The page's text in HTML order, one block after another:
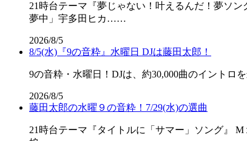
21時台テーマ『夢じゃない！叶えるんだ！夢ソ
夢中」宇多田ヒカ……
2026/8/5
8/5(水)『9の音粋』水曜日 DJは藤田太郎！
9の音粋・水曜日！DJは、約30,000曲のイントロ
2026/8/5
藤田太郎の水曜９の音粋！7/29(水)の選曲
21時台テーマ『タイトルに「サマー」ソング』